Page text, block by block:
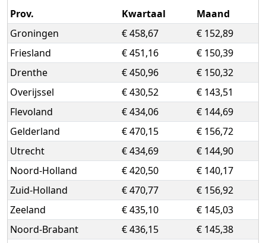
Prov.
Kwartaal
Maand
Groningen
€ 458,67
€ 152,89
Friesland
€ 451,16
€ 150,39
Drenthe
€ 450,96
€ 150,32
Overijssel
€ 430,52
€ 143,51
Flevoland
€ 434,06
€ 144,69
Gelderland
€ 470,15
€ 156,72
Utrecht
€ 434,69
€ 144,90
Noord-Holland
€ 420,50
€ 140,17
Zuid-Holland
€ 470,77
€ 156,92
Zeeland
€ 435,10
€ 145,03
Noord-Brabant
€ 436,15
€ 145,38